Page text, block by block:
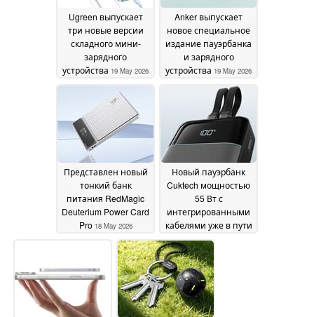
Ugreen выпускает
три новые версии
складного мини-
зарядного
устройства 19 May 2026
Anker выпускает
новое специальное
издание пауэрбанка
и зарядного
устройства 19 May 2026
Представлен новый
тонкий банк
питания RedMagic
Deuterium Power Card
Pro 18 May 2026
Новый пауэрбанк
Cuktech мощностью
55 Вт с
интегрированными
кабелями уже в пути
18 May 2026